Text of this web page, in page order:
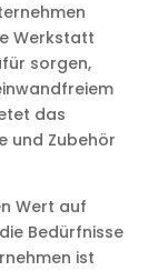
Werkstatt
sorgen,
das
und Zubehör
Wert auf
Bedürfnisse
ist